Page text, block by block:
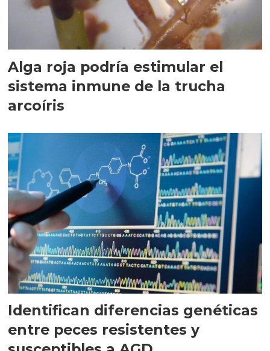
Alga roja podría estimular el
sistema inmune de la trucha
arcoíris
Identifican diferencias genéticas
entre peces resistentes y